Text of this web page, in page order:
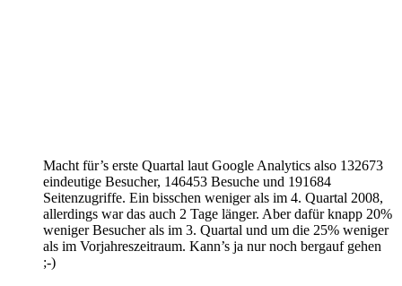
Macht für’s erste Quartal laut Google Analytics also 132673
eindeutige Besucher, 146453 Besuche und 191684
Seitenzugriffe. Ein bisschen weniger als im 4. Quartal 2008,
allerdings war das auch 2 Tage länger. Aber dafür knapp 20%
weniger Besucher als im 3. Quartal und um die 25% weniger
als im Vorjahreszeitraum. Kann’s ja nur noch bergauf gehen
;-)